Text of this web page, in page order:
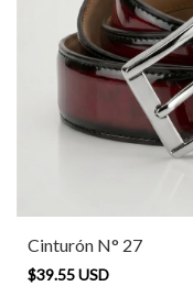
Cinturón N° 27
$39.55 USD